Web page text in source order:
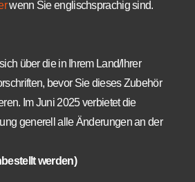
wenn Sie englischsprachig sind.
über die in Ihrem Land/Ihrer
bevor Sie dieses Zubehör
Im Juni 2025 verbietet die
generell alle Änderungen an der
werden)